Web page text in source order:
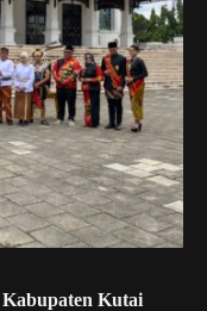
Kutai